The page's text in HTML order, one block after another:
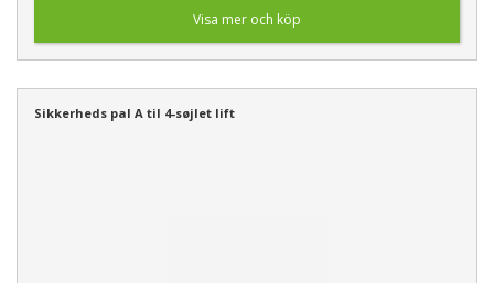
Visa mer och köp
Sikkerheds pal A til 4-søjlet lift